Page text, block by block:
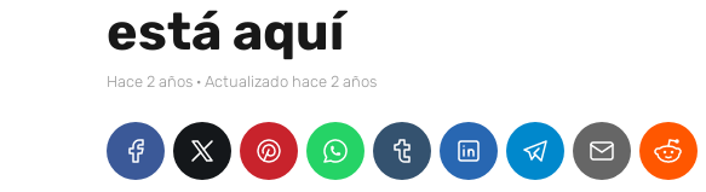
está aquí
hace 2 años · Actualizado hace 2 años